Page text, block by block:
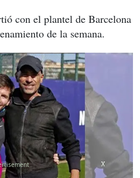
con el plantel de Barcelona
de la semana.
X
X
X
X
X